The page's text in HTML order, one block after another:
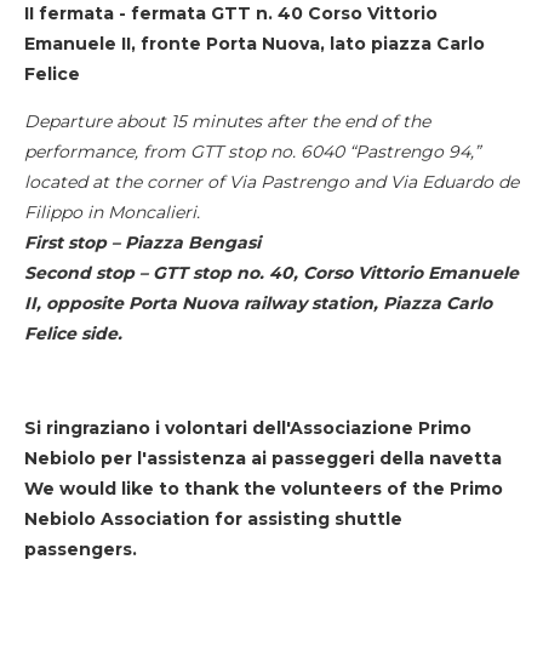
II fermata - fermata GTT n. 40 Corso Vittorio
Emanuele II, fronte Porta Nuova, lato piazza Carlo
Felice
Departure about 15 minutes after the end of the
performance, from GTT stop no. 6040 “Pastrengo 94,”
located at the corner of Via Pastrengo and Via Eduardo de
Filippo in Moncalieri.
First stop – Piazza Bengasi
Second stop – GTT stop no. 40, Corso Vittorio Emanuele
II, opposite Porta Nuova railway station, Piazza Carlo
Felice side.
Si ringraziano i volontari dell'Associazione Primo
Nebiolo per l'assistenza ai passeggeri della navetta
We would like to thank the volunteers of the Primo
Nebiolo Association for assisting shuttle
passengers.